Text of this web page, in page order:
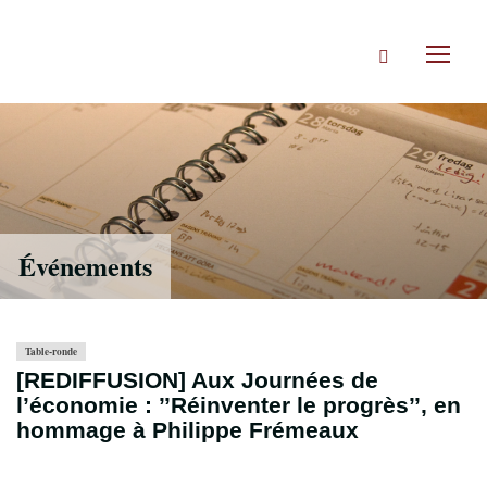
Rechercher
Événements
Table-ronde
[REDIFFUSION] Aux Journées de
l’économie : ’’Réinventer le progrès’’, en
hommage à Philippe Frémeaux